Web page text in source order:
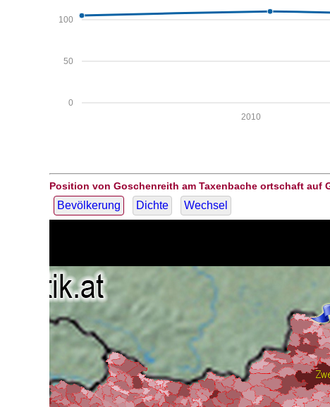
0
50
100
2010
Position von Goschenreith am Taxenbache ortschaft auf
Bevölkerung Dichte Wechsel